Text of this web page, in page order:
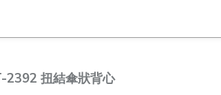
2392 扭結傘狀背心